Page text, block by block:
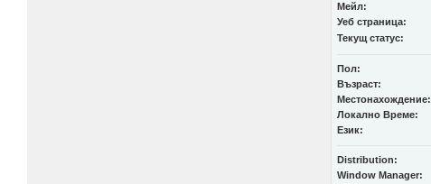
Мейл:
Уеб страница:
Текущ статус:
Пол:
Възраст:
Местонахождение:
Локално Време:
Език:
Distribution:
Window Manager: